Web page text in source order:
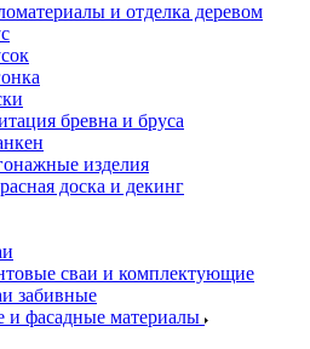
и отделка деревом
бревна и бруса
изделия
доска и декинг
сваи и комплектующие
забивные
и фасадные материалы